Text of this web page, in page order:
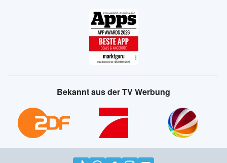
Bekannt aus der TV Werbung